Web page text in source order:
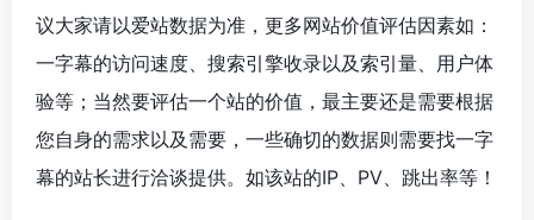
议大家请以爱站数据为准，更多网站价值评估因素如：
一字幕的访问速度、搜索引擎收录以及索引量、用户体
验等；当然要评估一个站的价值，最主要还是需要根据
您自身的需求以及需要，一些确切的数据则需要找一字
幕的站长进行洽谈提供。如该站的IP、PV、跳出率等！